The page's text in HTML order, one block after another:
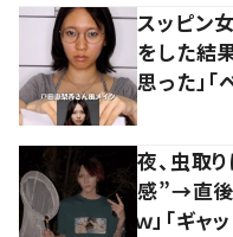
スッピン
をした結
思った」「
夜、虫取
感”→直後
ｗ」「ギャ